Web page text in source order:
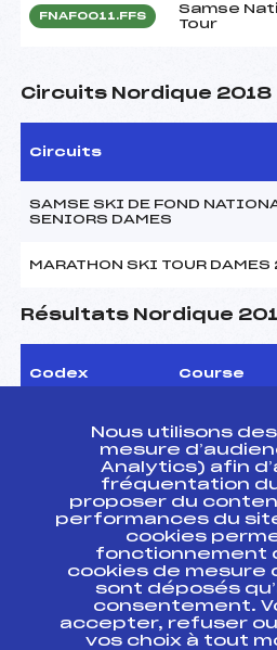
FNAF0011.FFS
Samse
Tour
Circuits Nordique 2018
Circuits
SAMSE SKI DE FOND
SENIORS DAMES
MARATHON SKI TOUR
Résultats Nordique
Codex Course
ONAF0027.FFS
FRANCE
FOND
START –
d'Eté U16
ONAF0024
FRANCE
FOND D'ETE
ONAF0021.FFS
FRANCE
FOND D'ETE
Nous utilisons
mesure
Analytics) afin
fréquentation
proposer du
performances du
cookies
fonctionnement
cookies de mesure
sont déposés
consentement.
accepter, refuser
vos choix à tout